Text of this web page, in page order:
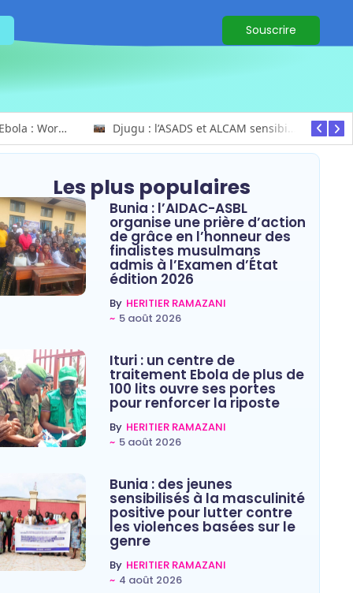
Souscrire
Ituri / Riposte contre Ebola : World Vision forme 50 leaders religieux à Bunia pour transformer la foi en actions contre Ebola Djugu : l’ASADS et ALCAM sensibilisent près de 300 déplacés de Plaine Savo sur la protection des enfants et la cohésion sociale
Les plus populaires
Bunia : l’AIDAC-ASBL
organise une prière d’action
de grâce en l’honneur des
finalistes musulmans
admis à l’Examen d’État
édition 2026
By HERITIER RAMAZANI
~ 5 août 2026
Ituri : un centre de
traitement Ebola de plus de
100 lits ouvre ses portes
pour renforcer la riposte
By HERITIER RAMAZANI
~ 5 août 2026
Bunia : des jeunes
sensibilisés à la masculinité
positive pour lutter contre
les violences basées sur le
genre
By HERITIER RAMAZANI
~ 4 août 2026